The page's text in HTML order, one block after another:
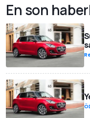
En son